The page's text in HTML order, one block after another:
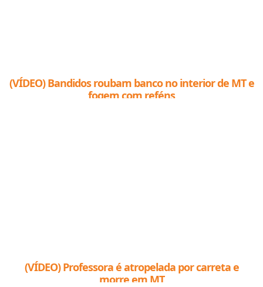
(VÍDEO) Bandidos roubam banco no interior de MT e
fogem com reféns
(VÍDEO) Professora é atropelada por carreta e
morre em MT